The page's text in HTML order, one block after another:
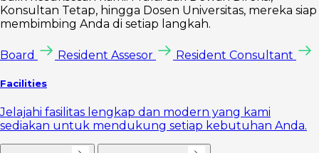
Konsultan Tetap, hingga Dosen Universitas, mereka siap
membimbing Anda di setiap langkah.
Board Resident Assesor Resident Consultant
Facilities
Jelajahi fasilitas lengkap dan modern yang kami
sediakan untuk mendukung setiap kebutuhan Anda.